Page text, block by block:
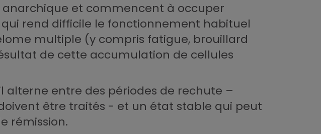
et commencent à occuper
rend difficile le fonctionnement habituel
multiple (y compris fatigue, brouillard
de cette accumulation de cellules
entre des périodes de rechute –
être traités - et un état stable qui peut
rémission.